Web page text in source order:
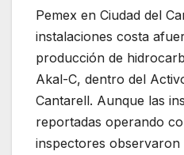
Pemex en Ciudad del
instalaciones costa
producción de
Akal-C, dentro del
Cantarell. Aunque las
reportadas operando
inspectores observaron